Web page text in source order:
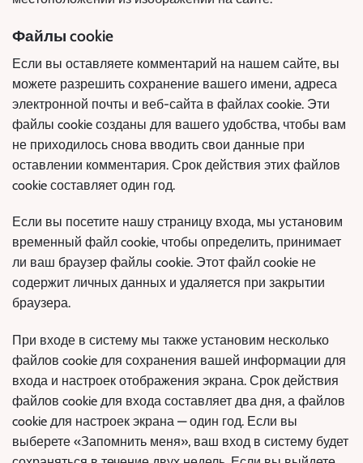
Файлы cookie
Если вы оставляете комментарий на нашем сайте, вы
можете разрешить сохранение вашего имени, адреса
электронной почты и веб-сайта в файлах cookie. Эти
файлы cookie созданы для вашего удобства, чтобы вам
не приходилось снова вводить свои данные при
оставлении комментария. Срок действия этих файлов
cookie составляет один год.
Если вы посетите нашу страницу входа, мы установим
временный файл cookie, чтобы определить, принимает
ли ваш браузер файлы cookie. Этот файл cookie не
содержит личных данных и удаляется при закрытии
браузера.
При входе в систему мы также установим несколько
файлов cookie для сохранения вашей информации для
входа и настроек отображения экрана. Срок действия
файлов cookie для входа составляет два дня, а файлов
cookie для настроек экрана — один год. Если вы
выберете «Запомнить меня», ваш вход в систему будет